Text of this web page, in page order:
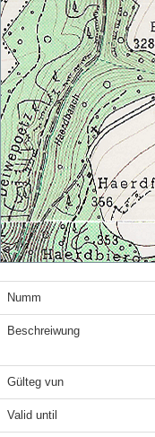
Numm
Beschreiwung
Gülteg vun
Valid until